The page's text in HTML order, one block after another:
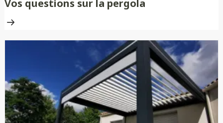
Vos questions sur la pergola